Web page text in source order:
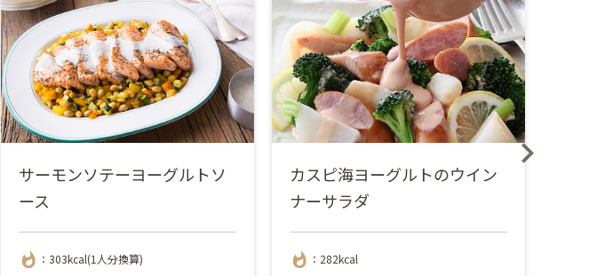
サーモンソテーヨーグルトソ
ース
whatshot ：303kcal(1人分換算)
カスピ海ヨーグルトのウイン
ナーサラダ
whatshot ：282kcal